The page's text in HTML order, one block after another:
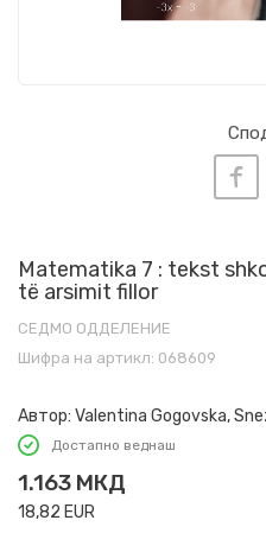
Matematika 7 : tekst
të arsimit fillor
СЕДМО ОДДЕЛЕНИЕ
Шифра на артикл: 068609
Автор: Valentina Gogovska,
Достапно веднаш
1.163 МКД
18,82 EUR